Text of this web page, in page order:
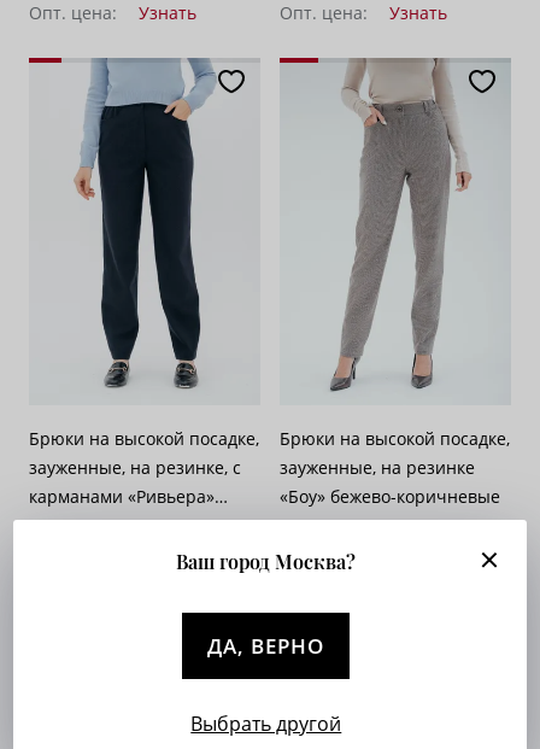
Опт. цена:
Узнать
Опт. цена:
Узнать
Брюки на высокой посадке,
зауженные, на резинке, с
карманами «Ривьера»
синие
Арт. 559-117
Узнать
Брюки на высокой посадке,
зауженные, на резинке
«Боу» бежево-коричневые
Арт. 563-624
Опт. цена:
Ваш город Москва?
ДА, ВЕРНО
Выбрать другой